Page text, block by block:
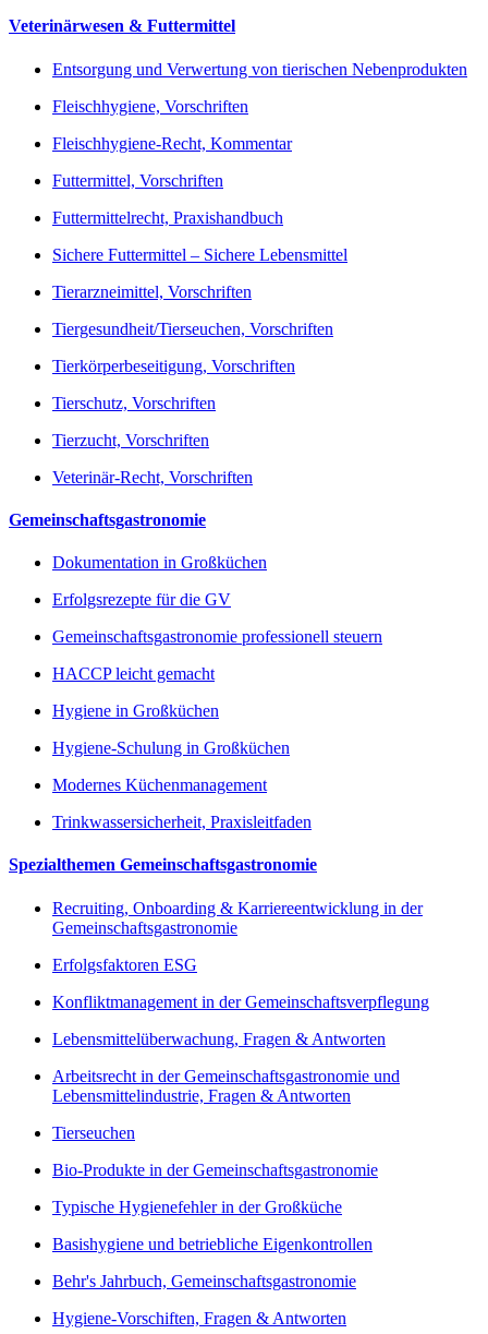
Veterinärwesen & Futtermittel
Entsorgung und Verwertung von tierischen Nebenprodukten
Fleischhygiene, Vorschriften
Fleischhygiene-Recht, Kommentar
Futtermittel, Vorschriften
Futtermittelrecht, Praxishandbuch
Sichere Futtermittel – Sichere Lebensmittel
Tierarzneimittel, Vorschriften
Tiergesundheit/Tierseuchen, Vorschriften
Tierkörperbeseitigung, Vorschriften
Tierschutz, Vorschriften
Tierzucht, Vorschriften
Veterinär-Recht, Vorschriften
Gemeinschaftsgastronomie
Dokumentation in Großküchen
Erfolgsrezepte für die GV
Gemeinschaftsgastronomie professionell steuern
HACCP leicht gemacht
Hygiene in Großküchen
Hygiene-Schulung in Großküchen
Modernes Küchenmanagement
Trinkwassersicherheit, Praxisleitfaden
Spezialthemen Gemeinschaftsgastronomie
Recruiting, Onboarding & Karriereentwicklung in der
Gemeinschaftsgastronomie
Erfolgsfaktoren ESG
Konfliktmanagement in der Gemeinschaftsverpflegung
Lebensmittelüberwachung, Fragen & Antworten
Arbeitsrecht in der Gemeinschaftsgastronomie und
Lebensmittelindustrie, Fragen & Antworten
Tierseuchen
Bio-Produkte in der Gemeinschaftsgastronomie
Typische Hygienefehler in der Großküche
Basishygiene und betriebliche Eigenkontrollen
Behr's Jahrbuch, Gemeinschaftsgastronomie
Hygiene-Vorschiften, Fragen & Antworten